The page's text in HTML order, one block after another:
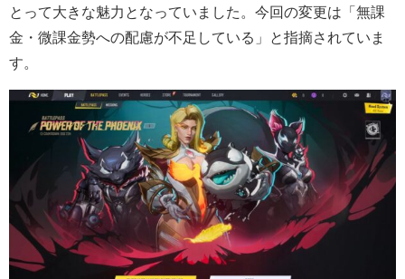
とって大きな魅力となっていました。今回の変更は「無課
金・微課金勢への配慮が不足している」と指摘されていま
す。